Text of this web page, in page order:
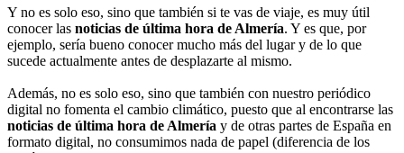
Y no es solo eso, sino que también si te vas de viaje, es muy útil
conocer las noticias de última hora de Almería. Y es que, por
ejemplo, sería bueno conocer mucho más del lugar y de lo que
sucede actualmente antes de desplazarte al mismo.
Además, no es solo eso, sino que también con nuestro periódico
digital no fomenta el cambio climático, puesto que al encontrarse las
noticias de última hora de Almería y de otras partes de España en
formato digital, no consumimos nada de papel (diferencia de los